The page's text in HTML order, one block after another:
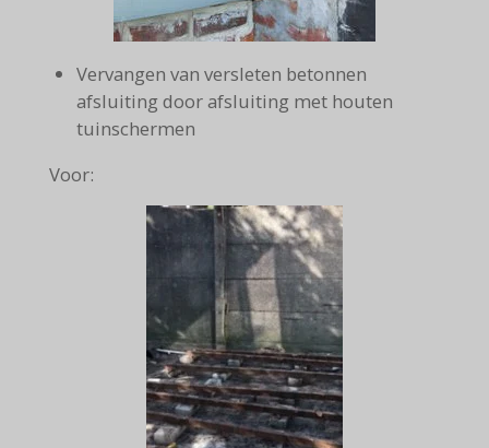
Vervangen van versleten betonnen
afsluiting door afsluiting met houten
tuinschermen
Voor: